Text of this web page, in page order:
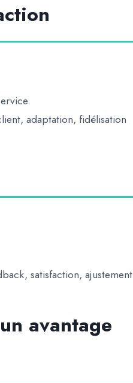
adaptation, fidélisation
satisfaction, ajustement
avantage